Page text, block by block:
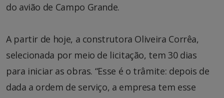
do avião de Campo Grande.
A partir de hoje, a construtora Oliveira Corrêa,
selecionada por meio de licitação, tem 30 dias
para iniciar as obras. “Esse é o trâmite: depois de
dada a ordem de serviço, a empresa tem esse